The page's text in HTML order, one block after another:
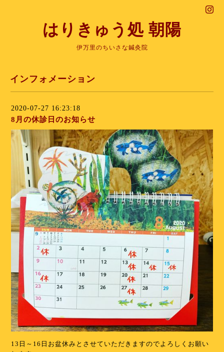
はりきゅう処 朝陽
伊万里のちいさな鍼灸院
インフォメーション
2020-07-27 16:23:18
8月の休診日のお知らせ
13日～16日お盆休みとさせていただきますのでよろしくお願い